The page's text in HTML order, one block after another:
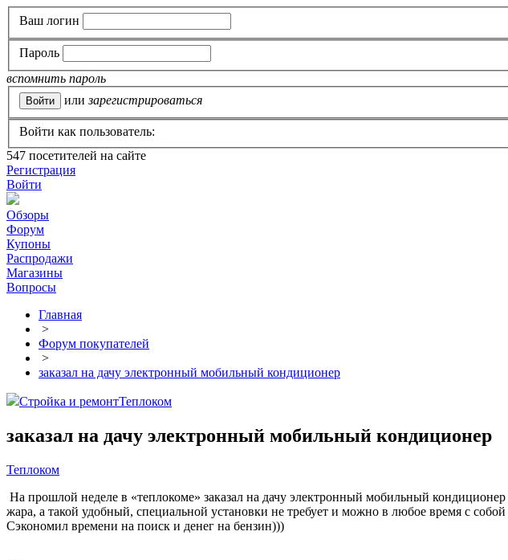
Ваш логин
Пароль
вспомнить пароль
или зарегистрироваться
Войти как пользователь:
547 посетителей на сайте
Регистрация
Войти
Обзоры
Форум
Купоны
Распродажи
Магазины
Вопросы
Главная
>
Форум покупателей
>
заказал на дачу электронный мобильный кондиционер
Стройка и ремонтТеплоком
заказал на дачу электронный мобильный кондиционер
Теплоком
На прошлой неделе в «теплокоме» заказал на дачу электронный мобильный
жара, а такой удобный, специальной установки не требует и можно в любое время с
Сэкономил времени на поиск и денег на бензин)))